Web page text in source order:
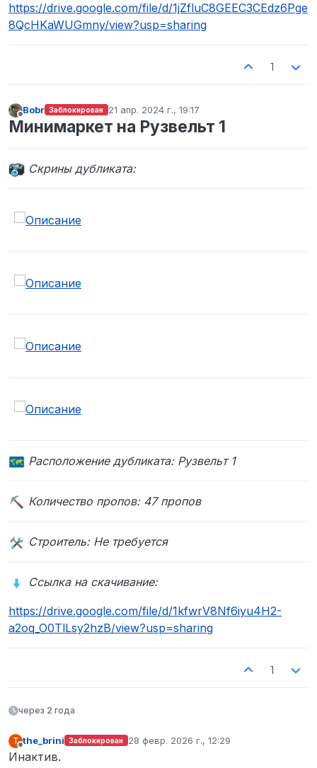
https://drive.google.com/file/d/1jZfluC8GEEC3CEdz6Pge
8QcHKaWUGmny/view?usp=sharing
1
Не в сети
Bobr Заблокирован 21 апр. 2024 г., 19:17
отредактировано
Минимаркет на Рузвельт 1
Cкрины дубликата:
Расположение дубликата: Рузвельт 1
Количество пропов: 47 пропов
Строитель: Не требуется
Ссылка на скачивание:
https://drive.google.com/file/d/1kfwrV8Nf6iyu4H2-
a2oq_O0TlLsy2hzB/view?usp=sharing
1
через 2 года
T
Не в сети
the_brini Заблокирован 28 февр. 2026 г., 12:29
отредактировано
Инактив.